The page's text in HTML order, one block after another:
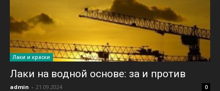
Лаки и краски
Лаки на водной основе: за и против
admin - 21.09.2024 0